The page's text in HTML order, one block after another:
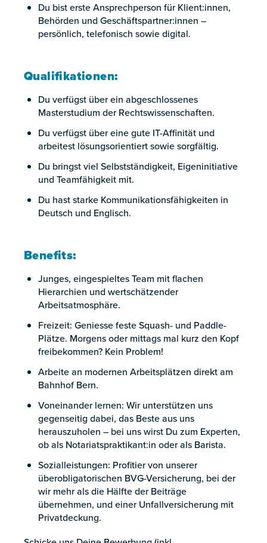
Du bist erste Ansprechperson für Klient:innen,
Behörden und Geschäftspartner:innen –
persönlich, telefonisch sowie digital.
Qualifikationen:
Du verfügst über ein abgeschlossenes
Masterstudium der Rechtswissenschaften.
Du verfügst über eine gute IT-Affinität und
arbeitest lösungsorientiert sowie sorgfältig.
Du bringst viel Selbstständigkeit, Eigeninitiative
und Teamfähigkeit mit.
Du hast starke Kommunikationsfähigkeiten in
Deutsch und Englisch.
Benefits:
Junges, eingespieltes Team mit flachen
Hierarchien und wertschätzender
Arbeitsatmosphäre.
Freizeit: Geniesse feste Squash- und Paddle-
Plätze. Morgens oder mittags mal kurz den Kopf
freibekommen? Kein Problem!
Arbeite an modernen Arbeitsplätzen direkt am
Bahnhof Bern.
Voneinander lernen: Wir unterstützen uns
gegenseitig dabei, das Beste aus uns
herauszuholen – bei uns wirst Du zum Experten,
ob als Notariatspraktikant:in oder als Barista.
Sozialleistungen: Profitier von unserer
überobligatorischen BVG-Versicherung, bei der
wir mehr als die Hälfte der Beiträge
übernehmen, und einer Unfallversicherung mit
Privatdeckung.